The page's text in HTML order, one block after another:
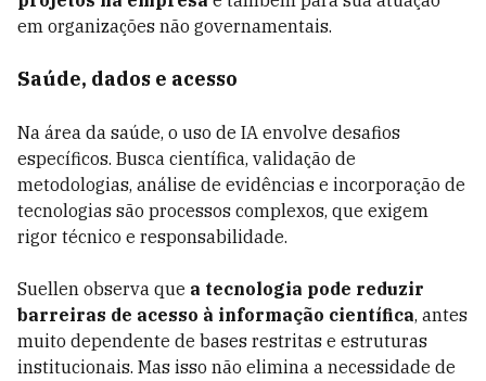
em organizações não governamentais.
Saúde, dados e acesso
Na área da saúde, o uso de IA envolve desafios
específicos. Busca científica, validação de
metodologias, análise de evidências e incorporação de
tecnologias são processos complexos, que exigem
rigor técnico e responsabilidade.
Suellen observa que a tecnologia pode reduzir
barreiras de acesso à informação científica, antes
muito dependente de bases restritas e estruturas
institucionais. Mas isso não elimina a necessidade de